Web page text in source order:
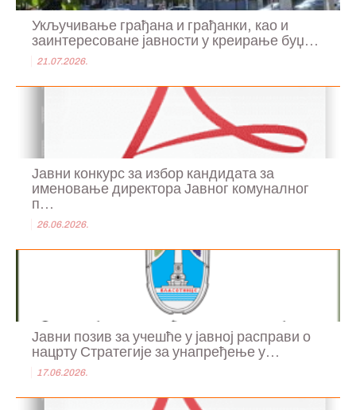
Укључивање грађана и грађанки, као и
заинтересоване јавности у креирање буџ...
21.07.2026.
Јавни конкурс за избор кандидата за
именовање директора Јавног комуналног
п...
26.06.2026.
Јавни позив за учешће у јавној расправи о
нацрту Стратегије за унапређење у...
17.06.2026.